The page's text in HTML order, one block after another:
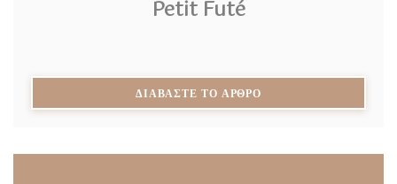
Petit Futé
ΔΙΑΒΆΣΤΕ ΤΟ ΆΡΘΡΟ